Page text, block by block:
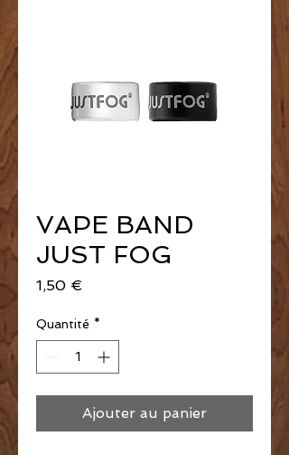
VAPE BAND
JUST FOG
1,50 €
Quantité *
Ajouter au panier